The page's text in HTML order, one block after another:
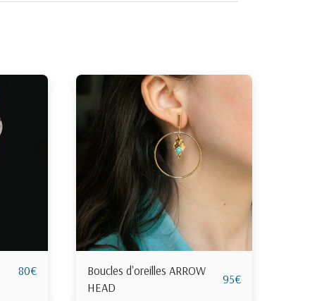
80€
Boucles d'oreilles ARROW
HEAD
95€